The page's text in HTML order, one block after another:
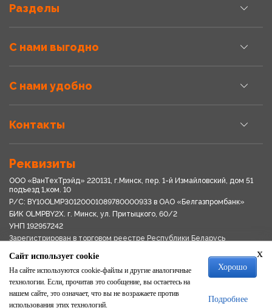
Разделы
С нами выгодно
С нами удобно
Контакты
Реквизиты
ООО «ВанТехТрэйд» 220131, г.Минск, пер. 1-й Измайловский, дом 51
подъезд 1,ком. 10
Р/С: BY10OLMP30120001089780000933 в OАО «Белгазпромбанк»
БИК OLMPBY2X. г. Минск, ул. Притыцкого, 60/2
УНП 192957242
Зарегистрирован в торговом реестре Республики Беларусь
Свидетельство о регистрации № 192957242выдано 18.08.2017
Мингориспоплком
Политика обработки персональных данных
Положение о системе видеонаблюдения
Политика в отношении обработки файлов cookie
x
Сайт использует cookie
На сайте используются cookie-файлы и другие аналогичные
технологии. Если, прочитав это сообщение, вы остаетесь на
нашем сайте, это означает, что вы не возражаете против
использования этих технологий.
Хорошо
Подробнее